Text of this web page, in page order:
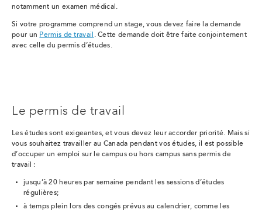
notamment un examen médical.
Si votre programme comprend un stage, vous devez faire la demande
pour un Permis de travail . Cette demande doit être faite conjointement
avec celle du permis d’études.
Le permis de travail
Les études sont exigeantes, et vous devez leur accorder priorité. Mais si
vous souhaitez travailler au Canada pendant vos études, il est possible
d’occuper un emploi sur le campus ou hors campus sans permis de
travail :
jusqu’à 20 heures par semaine pendant les sessions d’études
régulières;
à temps plein lors des congés prévus au calendrier, comme les